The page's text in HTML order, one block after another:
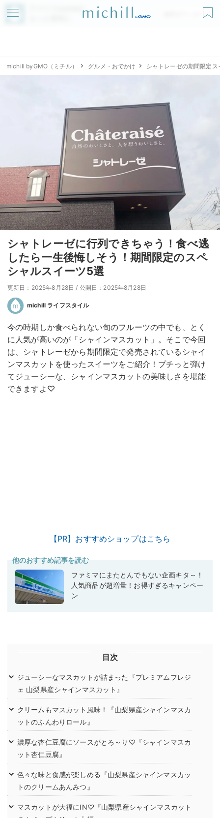
アプリでmichillが
無料ダウンロード
michill byGMO（ミチル） グルメ・おでかけ シャトレーゼの期間限定ス
シャトレーゼに行列できちゃう！食べ逃
したら一生後悔しそう！期間限定のスペ
シャルスイーツ5選
更新日：2025年8月28日 / 公開日：2025年8月28日
michill ライフスタイル
今の時期しか食べられない旬のフルーツの中でも、とく
に人気が高いのが「シャインマスカット」。そこで今回
は、シャトレーゼから期間限定で発売されているシャイ
ンマスカットを使ったスイーツをご紹介！プチっと弾け
てジューシーな、シャインマスカットの美味しさを堪能
できますよ♡
【PR】おすすめショップはこちら
他のおすすめ記事を読む
ファミマにまたとんでもない企画キタ～！
人気商品が超増量！お得すぎるキャンペー
ン
目次
ジューシーなマスカットが詰まった『プレミアムフレジ
ェ 山梨県産シャインマスカット』
クリームもマスカット風味！『山梨県産シャインマスカ
ットのふんわりロール』
濃厚な杏仁豆腐にソースがとろ～り♡『シャインマスカ
ット杏仁豆腐』
色々な味と食感が楽しめる『山梨県産シャインマスカッ
トのクリームあんみつ』
マスカットが大福にIN♡『山梨県産シャインマスカット